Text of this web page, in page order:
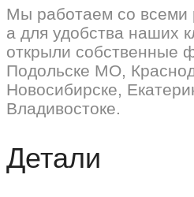
Мы работаем со всеми
а для удобства наших
открыли собственные
Подольске МО,
Новосибирске,
Владивостоке.
Детали